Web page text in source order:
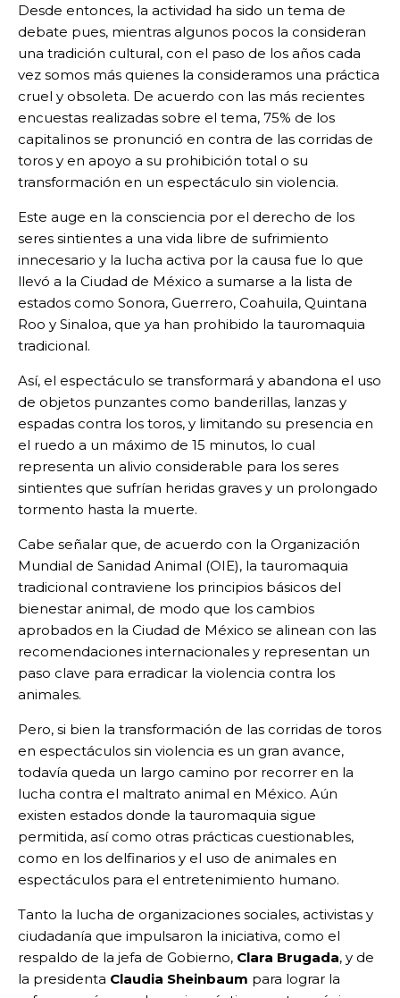
Desde entonces, la actividad ha sido un tema de
debate pues, mientras algunos pocos la consideran
una tradición cultural, con el paso de los años cada
vez somos más quienes la consideramos una práctica
cruel y obsoleta. De acuerdo con las más recientes
encuestas realizadas sobre el tema, 75% de los
capitalinos se pronunció en contra de las corridas de
toros y en apoyo a su prohibición total o su
transformación en un espectáculo sin violencia.
Este auge en la consciencia por el derecho de los
seres sintientes a una vida libre de sufrimiento
innecesario y la lucha activa por la causa fue lo que
llevó a la Ciudad de México a sumarse a la lista de
estados como Sonora, Guerrero, Coahuila, Quintana
Roo y Sinaloa, que ya han prohibido la tauromaquia
tradicional.
Así, el espectáculo se transformará y abandona el uso
de objetos punzantes como banderillas, lanzas y
espadas contra los toros, y limitando su presencia en
el ruedo a un máximo de 15 minutos, lo cual
representa un alivio considerable para los seres
sintientes que sufrían heridas graves y un prolongado
tormento hasta la muerte.
Cabe señalar que, de acuerdo con la Organización
Mundial de Sanidad Animal (OIE), la tauromaquia
tradicional contraviene los principios básicos del
bienestar animal, de modo que los cambios
aprobados en la Ciudad de México se alinean con las
recomendaciones internacionales y representan un
paso clave para erradicar la violencia contra los
animales.
Pero, si bien la transformación de las corridas de toros
en espectáculos sin violencia es un gran avance,
todavía queda un largo camino por recorrer en la
lucha contra el maltrato animal en México. Aún
existen estados donde la tauromaquia sigue
permitida, así como otras prácticas cuestionables,
como en los delfinarios y el uso de animales en
espectáculos para el entretenimiento humano.
Tanto la lucha de organizaciones sociales, activistas y
ciudadanía que impulsaron la iniciativa, como el
respaldo de la jefa de Gobierno, Clara Brugada, y de
la presidenta Claudia Sheinbaum para lograr la